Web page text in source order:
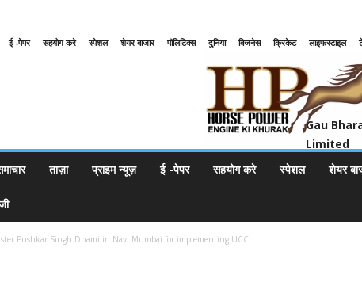
ई -पेपर सहयोग करे स्पेशल शेयर बाजार पॉलिटिक्स दुनिया बिजनेस क्रिकेट लाइफस्टाइल
Gau
Limited
ताज़ा प्राइम न्यूज़ ई -पेपर सहयोग करे स्पेशल शेयर
Pushkar Singh Dhami in Navi Mumbai for implementing UCC